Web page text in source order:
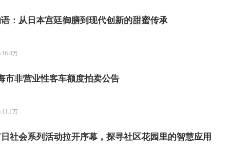
：从日本宫廷御膳到现代创新的甜蜜传承
16.8万
市非营业性客车额度拍卖公告
11.1万
社会系列活动拉开序幕，探寻社区花园里的智慧应用